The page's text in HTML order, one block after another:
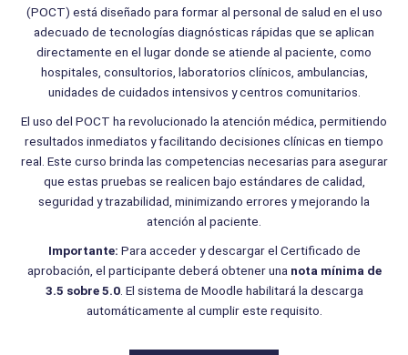
(POCT) está diseñado para formar al personal de salud en el uso
adecuado de tecnologías diagnósticas rápidas que se aplican
directamente en el lugar donde se atiende al paciente, como
hospitales, consultorios, laboratorios clínicos, ambulancias,
unidades de cuidados intensivos y centros comunitarios.
El uso del POCT ha revolucionado la atención médica, permitiendo
resultados inmediatos y facilitando decisiones clínicas en tiempo
real. Este curso brinda las competencias necesarias para asegurar
que estas pruebas se realicen bajo estándares de calidad,
seguridad y trazabilidad, minimizando errores y mejorando la
atención al paciente.
Importante: Para acceder y descargar el Certificado de
aprobación, el participante deberá obtener una nota mínima de
3.5 sobre 5.0. El sistema de Moodle habilitará la descarga
automáticamente al cumplir este requisito.